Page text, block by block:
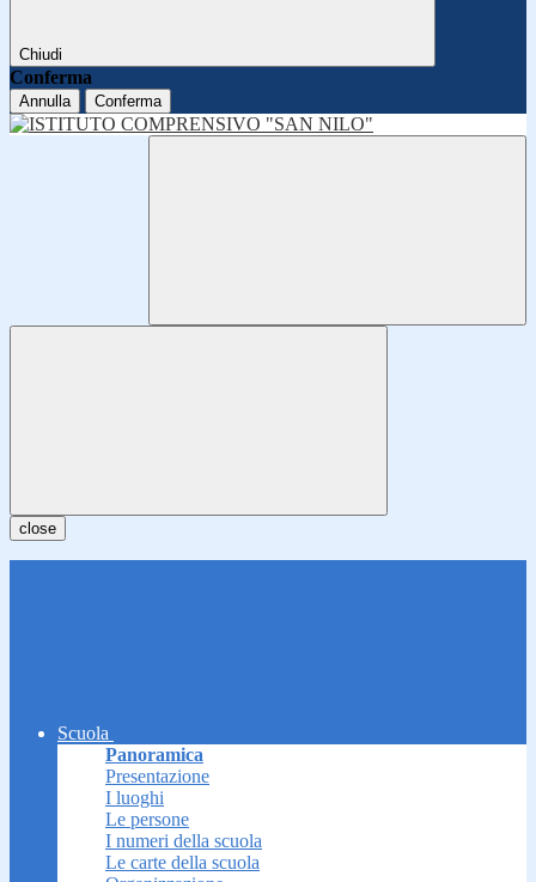
Chiudi
Conferma
Annulla Conferma
close
Scuola
Panoramica
Presentazione
I luoghi
Le persone
I numeri della scuola
Le carte della scuola